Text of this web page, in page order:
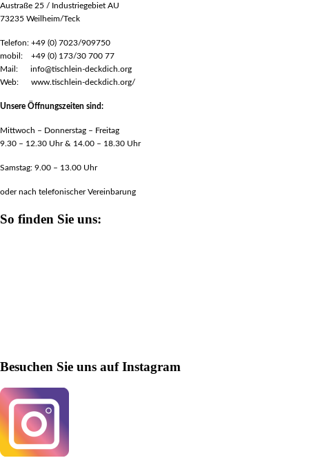
Austraße 25 / Industriegebiet AU
73235 Weilheim/Teck
Telefon: +49 (0) 7023/909750
mobil: +49 (0) 173/30 700 77
Mail: info@tischlein-deckdich.org
Web: www.tischlein-deckdich.org/
Unsere Öffnungszeiten sind:
Mittwoch – Donnerstag – Freitag
9.30 – 12.30 Uhr & 14.00 – 18.30 Uhr
Samstag: 9.00 – 13.00 Uhr
oder nach telefonischer Vereinbarung
So finden Sie uns:
Besuchen Sie uns auf Instagram